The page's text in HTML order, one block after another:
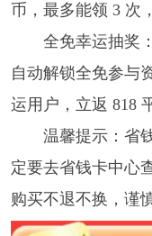
币，最多能领 3 次
全免幸运抽奖
自动解锁全免参与
运用户，立返 818
温馨提示：省
定要去省钱卡中心
购买不退不换，谨